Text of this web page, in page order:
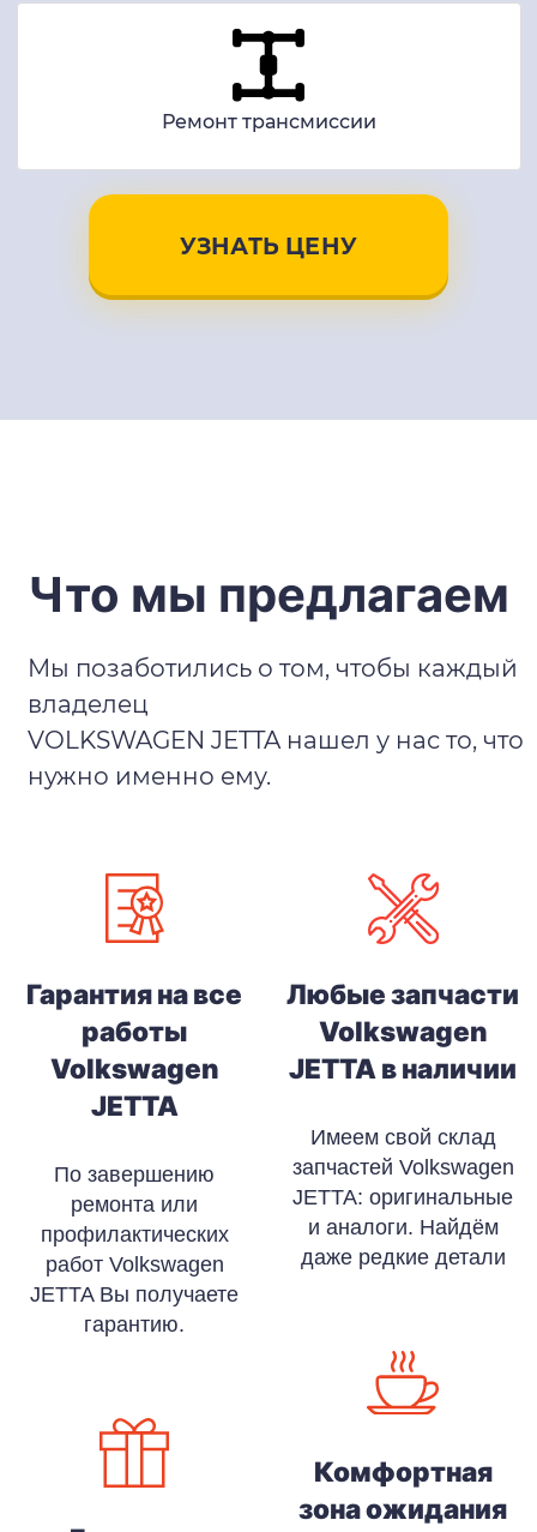
Ремонт трансмиссии
УЗНАТЬ ЦЕНУ
Что мы предлагаем
Мы позаботились о том, чтобы каждый
владелец
VOLKSWAGEN JETTA нашел у нас то, что
нужно именно ему.
Гарантия на все
работы
Volkswagen
JETTA
По завершению
ремонта или
профилактических
работ Volkswagen
JETTA Вы получаете
гарантию.
Любые запчасти
Volkswagen
JETTA в наличии
Имеем свой склад
запчастей Volkswagen
JETTA: оригинальные
и аналоги. Найдём
даже редкие детали
Комфортная
зона ожидания